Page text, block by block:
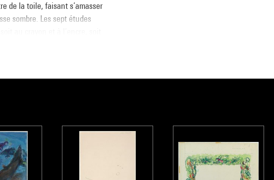
de la toile, faisant s’amasser
sombre. Les sept études
au crayon et à l’encre, soit
à Titien, vers lequel se